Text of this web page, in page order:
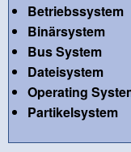
Betriebssystem
Binärsystem
Bus System
Dateisystem
Operating
Partikelsystem